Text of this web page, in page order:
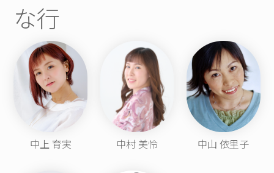
な行
中上 育実 中村 美怜 中山 依里子